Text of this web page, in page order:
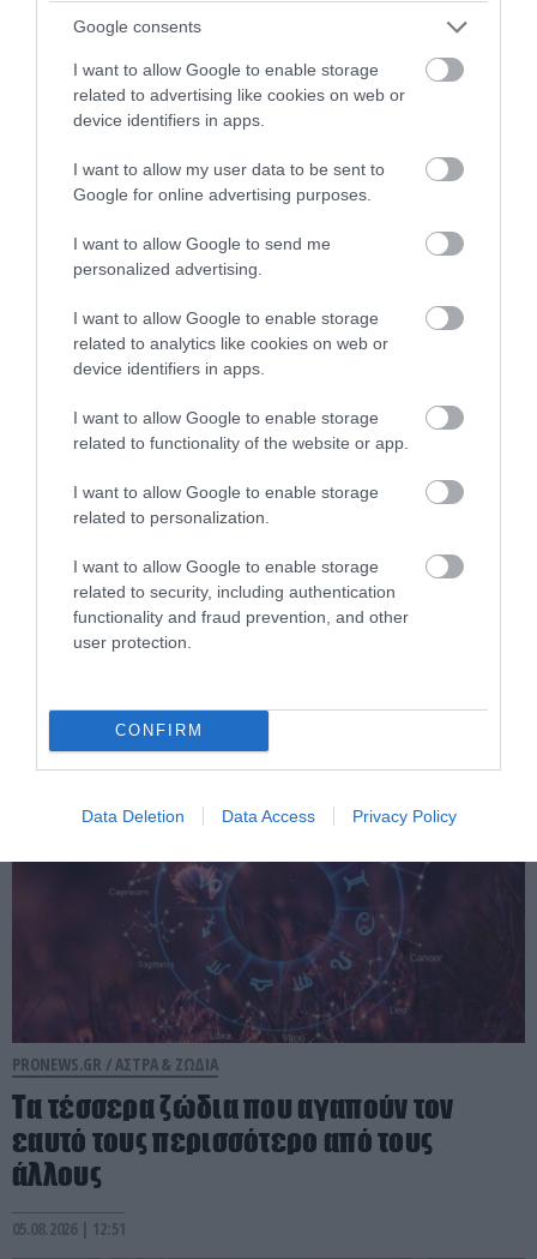
Google consents
I want to allow Google to enable storage
related to advertising like cookies on web or
device identifiers in apps.
I want to allow my user data to be sent to
Google for online advertising purposes.
I want to allow Google to send me
personalized advertising.
I want to allow Google to enable storage
related to analytics like cookies on web or
device identifiers in apps.
I want to allow Google to enable storage
related to functionality of the website or app.
I want to allow Google to enable storage
related to personalization.
I want to allow Google to enable storage
related to security, including authentication
functionality and fraud prevention, and other
user protection.
CONFIRM
Data Deletion Data Access Privacy Policy
Η Αφροδίτη περνά στον Ζυγό και φέρνει
τύχη, αφθονία και νέες ευκαιρίες – Τα 4
ζώδια που ευνοούνται
PRONEWS.GR /ΑΣΤΡΑ & ΖΩΔΙΑ
Ερμής στον Λέοντα από τις 9 Αυγούστου:
Ποια ζώδια ευνοούνται σε έρωτα,
06.08.2026 | 10:40
PRONEWS.GR /ΑΣΤΡΑ & ΖΩΔΙΑ
Τα τέσσερα ζώδια που αγαπούν τον
εαυτό τους περισσότερο από τους
άλλους
05.08.2026 | 12:51